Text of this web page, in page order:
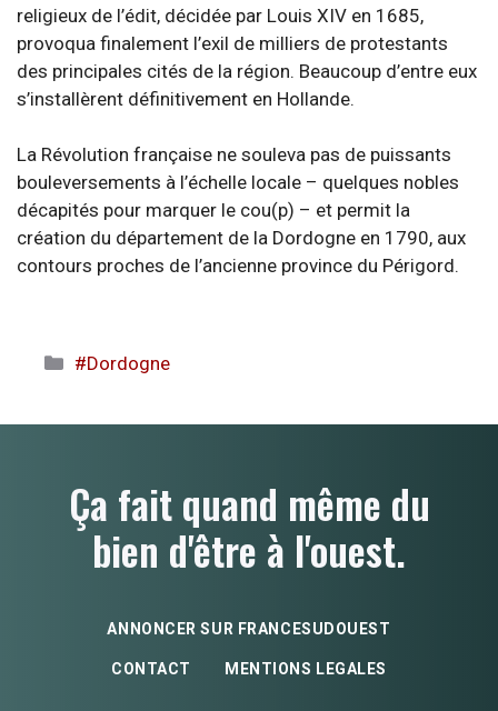
religieux de l’édit, décidée par Louis XIV en 1685,
provoqua finalement l’exil de milliers de protestants
des principales cités de la région. Beaucoup d’entre eux
s’installèrent définitivement en Hollande.
La Révolution française ne souleva pas de puissants
bouleversements à l’échelle locale – quelques nobles
décapités pour marquer le cou(p) – et permit la
création du département de la Dordogne en 1790, aux
contours proches de l’ancienne province du Périgord.
Catégories
#Dordogne
Ça fait quand même du
bien d'être à l'ouest.
ANNONCER SUR FRANCESUDOUEST
CONTACT MENTIONS LEGALES